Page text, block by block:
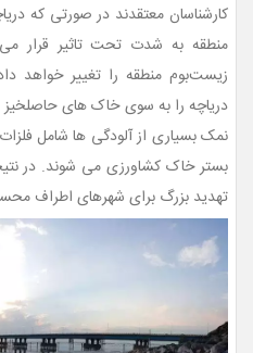
کارشناسان معتقدند در صورتی که
منطقه به شدت تحت تاثیر قرار
زیست‌بوم منطقه را تغییر خواهد
دریاچه را به سوی خاک های حاصلخیز
نمک بسیاری از آلودگی ها شامل
بستر خاک کشاورزی می شوند. در
تهدید بزرگ برای شهرهای اطراف